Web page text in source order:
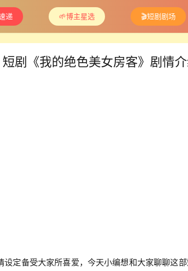
递 🌱博主星选 🎬短剧剧场
剧《我的绝色美女房客》剧情
定备受大家所喜爱，今天小编想和大家聊聊这